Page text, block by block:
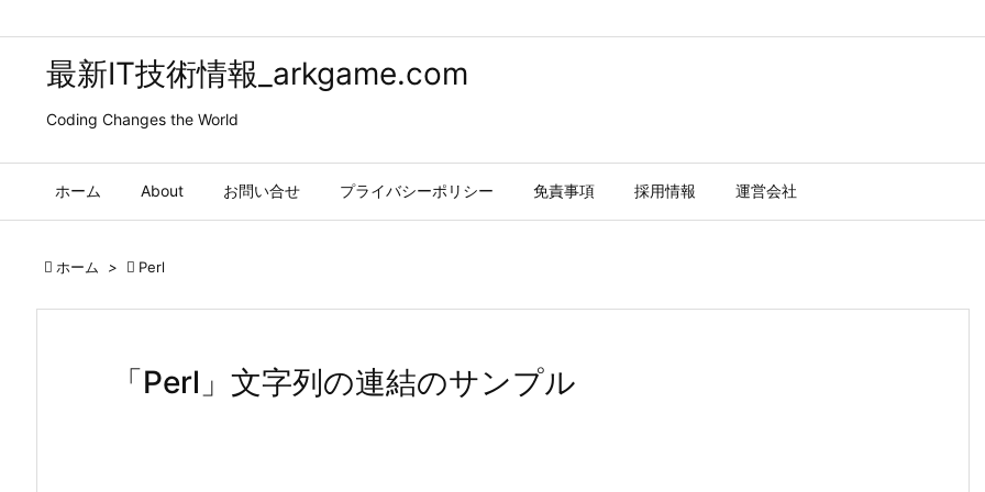
最新IT技術情報_arkgame.com
Coding Changes the World
ホーム About お問い合せ プライバシーポリシー 免責事項 採用情報 運営会社
 ホーム >  Perl
「Perl」文字列の連結のサンプル